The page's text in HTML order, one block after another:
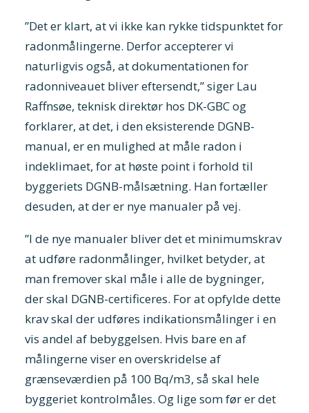
”Det er klart, at vi ikke kan rykke tidspunktet for
radonmålingerne. Derfor accepterer vi
naturligvis også, at dokumentationen for
radonniveauet bliver eftersendt,” siger Lau
Raffnsøe, teknisk direktør hos DK-GBC og
forklarer, at det, i den eksisterende DGNB-
manual, er en mulighed at måle radon i
indeklimaet, for at høste point i forhold til
byggeriets DGNB-målsætning. Han fortæller
desuden, at der er nye manualer på vej.
”I de nye manualer bliver det et minimumskrav
at udføre radonmålinger, hvilket betyder, at
man fremover skal måle i alle de bygninger,
der skal DGNB-certificeres. For at opfylde dette
krav skal der udføres indikationsmålinger i en
vis andel af bebyggelsen. Hvis bare en af
målingerne viser en overskridelse af
grænseværdien på 100 Bq/m3, så skal hele
byggeriet kontrolmåles. Og lige som før er det